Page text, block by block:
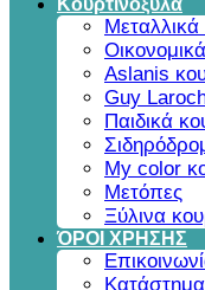
Κουρτινόξυλα
Μεταλλικά
Aslanis
Guy
Παιδικά
My color
Μετόπες
Ξύλινα
ΌΡΟΙ ΧΡΗΣΗΣ
Κατάστημα